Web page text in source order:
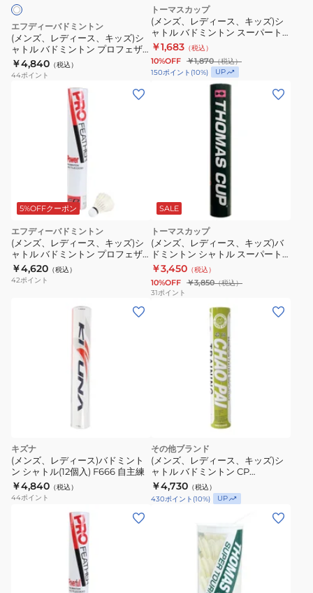
ッ
ズ)
シ
ャ
ン
ロ
フ
ェ
ザ
エフディーバドミントン
(メンズ、レディース、キッズ)シ
ャトル バドミントン プロフェザ
ー Poweful-4 PF-6510-NO4
￥4,840 （税込）
44ポイント
トーマスカップ
(メンズ、レディース、キッズ)シ
ャトル バドミントン スーパート
ーナメント9 1/2ダース(6個入り)
ST-9 6P
￥1,683 （税込）
10%OFF ￥1,870（税込）
150ポイント (10%) UP
5%OFFクーポン
エフディーバドミントン
(メンズ、レディース、キッズ)シ
ャトル バドミントン プロフェザ
ー Power3 PF-6010-NO3
￥4,620 （税込）
42ポイント
SALE
トーマスカップ
(メンズ、レディース、キッズ)バ
ドミントン シャトル スーパート
ーナメント(12個入) ST-8+
￥3,450 （税込）
10%OFF ￥3,850（税込）
31ポイント
キズナ
(メンズ、レディース)バドミント
ン シャトル(12個入) F666 自主練
￥4,840 （税込）
44ポイント
その他ブランド
(メンズ、レディース、キッズ)シ
ャトル バドミントン CP
TRAININGー3 12個入り CP-1509-
NO3
￥4,730 （税込）
430ポイント (10%) UP